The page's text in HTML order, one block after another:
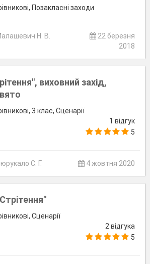
Позакласні заходи
Н. В.
22 березня
2018
виховний захід,
3 клас, Сценарії
1 відгук
5
С. Г. 4 жовтня 2020
Сценарії
2 відгука
5